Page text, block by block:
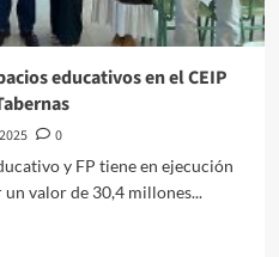
educativos en el CEIP
0
y FP tiene en ejecución
valor de 30,4 millones...